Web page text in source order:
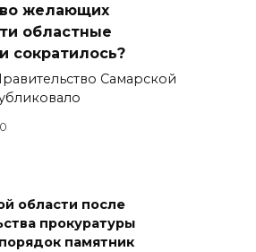
желающих
областные
сократилось?
Самарской
области после
прокуратуры
памятник